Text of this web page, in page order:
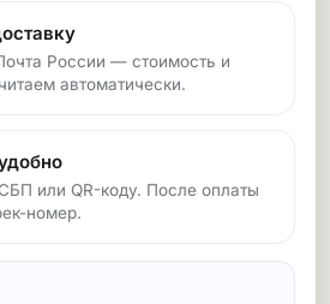
России — стоимость и
автоматически.
или QR-коду. После оплаты
номер.